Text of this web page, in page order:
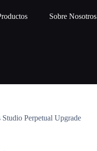
Sobre Nosotros
Studio Perpetual Upgrade